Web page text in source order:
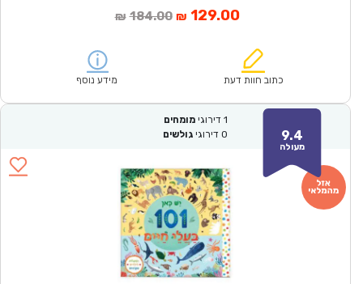
₪ 184.00המחיר
₪184.00.
₪ 129.00המחיר
הוא:
כתוב חוות דעת מידע נוסף
9.4
מעולה
1 דירוגי מומחים
0 דירוגי גולשים